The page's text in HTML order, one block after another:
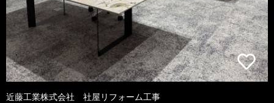
近藤工業株式会社 社屋リフォーム工事